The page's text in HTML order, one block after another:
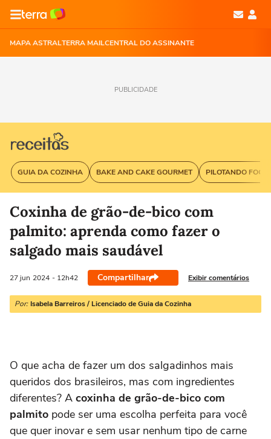
MAPA ASTRALTERRA MAILCENTRAL DO ASSINANTE
PUBLICIDADE
GUIA DA COZINHA BAKE AND CAKE GOURMET PILOTANDO
Coxinha de grão-de-bico com
palmito: aprenda como fazer o
salgado mais saudável
27 jun 2024 - 12h42 Compartilhar Exibir comentários
Por: Isabela Barreiros / Licenciado de Guia da Cozinha
O que acha de fazer um dos salgadinhos mais
queridos dos brasileiros, mas com ingredientes
diferentes? A coxinha de grão-de-bico com
palmito pode ser uma escolha perfeita para você
que quer inovar e sem usar nenhum tipo de carne